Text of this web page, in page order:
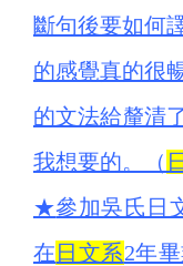
斷句後要如何
的感覺真的很
的文法給釐清
我想要的。（
★參加吳氏日
在 日文系2年